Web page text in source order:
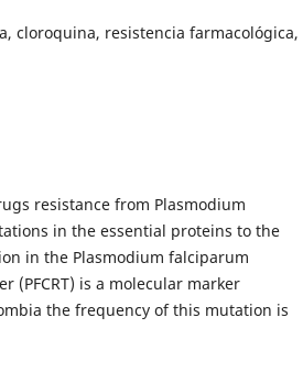
cloroquina, resistencia farmacológica,
resistance from Plasmodium
in the essential proteins to the
in the Plasmodium falciparum
(PFCRT) is a molecular marker
the frequency of this mutation is